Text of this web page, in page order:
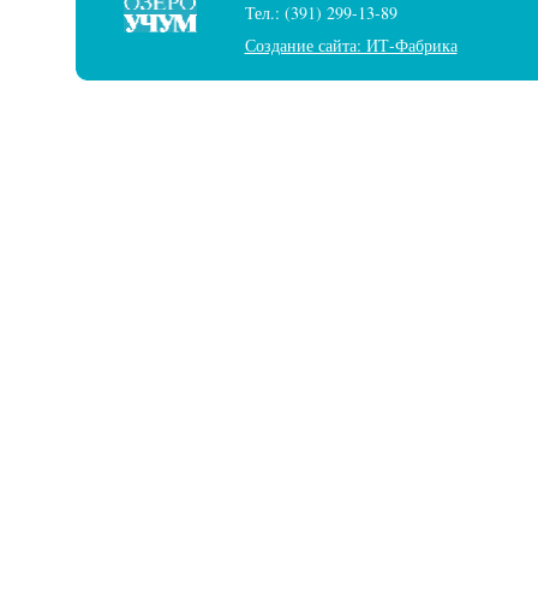
Тел.: (391) 299-13-89
Создание сайта: ИТ-Фабрика